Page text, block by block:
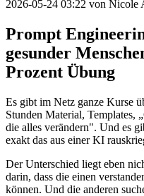
2026-05-24 03:22 von Nicole
Prompt
gesunder
Prozent Übung
Es gibt im Netz ganze Kurse
Stunden Material, Templates,
die alles verändern". Und es
exakt das aus einer KI
Der Unterschied liegt eben
darin, dass die einen
können. Und die anderen